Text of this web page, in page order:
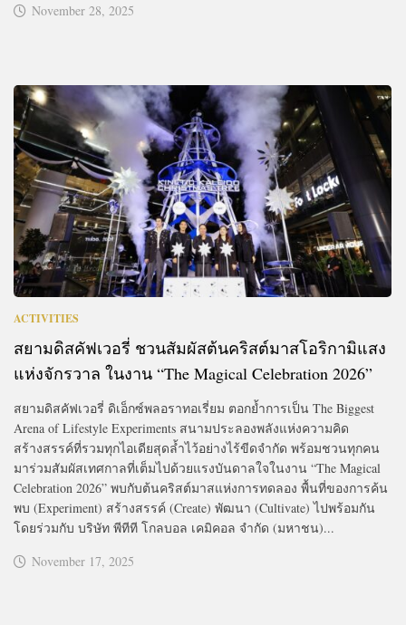
November 28, 2025
ACTIVITIES
สยามดิสคัฟเวอรี่ ชวนสัมผัสต้นคริสต์มาสโอริกามิแสง
แห่งจักรวาล ในงาน “The Magical Celebration 2026”
สยามดิสคัฟเวอรี่ ดิเอ็กซ์พลอราทอเรี่ยม ตอกย้ำการเป็น The Biggest
Arena of Lifestyle Experiments สนามประลองพลังแห่งความคิด
สร้างสรรค์ที่รวมทุกไอเดียสุดล้ำไว้อย่างไร้ขีดจำกัด พร้อมชวนทุกคน
มาร่วมสัมผัสเทศกาลที่เต็มไปด้วยแรงบันดาลใจในงาน “The Magical
Celebration 2026” พบกับต้นคริสต์มาสแห่งการทดลอง พื้นที่ของการค้น
พบ (Experiment) สร้างสรรค์ (Create) พัฒนา (Cultivate) ไปพร้อมกัน
โดยร่วมกับ บริษัท พีทีที โกลบอล เคมิคอล จำกัด (มหาชน)...
November 17, 2025